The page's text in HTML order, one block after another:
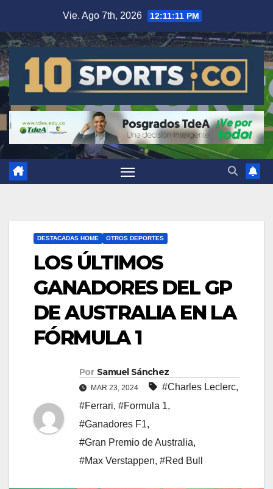
Vie. Ago 7th, 2026 12:11:12 PM
DESTACADAS HOME OTROS DEPORTES
LOS ÚLTIMOS
GANADORES DEL GP
DE AUSTRALIA EN LA
FÓRMULA 1
Por Samuel Sánchez
MAR 23, 2024 #Charles Leclerc,
#Ferrari, #Formula 1,
#Ganadores F1,
#Gran Premio de Australia,
#Max Verstappen, #Red Bull